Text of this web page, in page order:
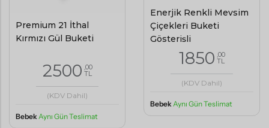
Premium 21 İthal
Kırmızı Gül Buketi
2500 ,00
TL
(KDV Dahil)
BebekAynı Gün Teslimat
Enerjik Renkli Mevsim
Çiçekleri Buketi
Gösterişli
1850 ,00
TL
(KDV Dahil)
Bebek Aynı Gün Teslimat